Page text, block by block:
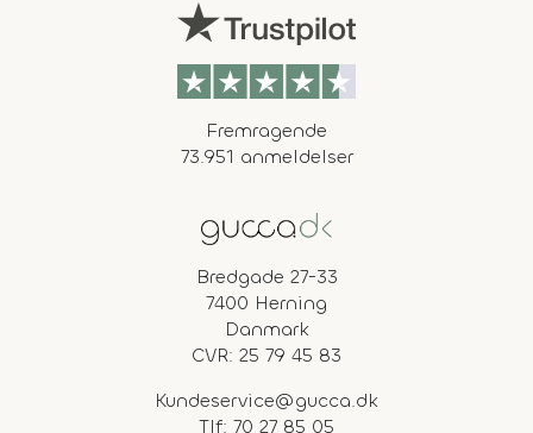
Fremragende
73.951 anmeldelser
Bredgade 27-33
7400 Herning
Danmark
CVR: 25 79 45 83
Kundeservice@gucca.dk
Tlf: 70 27 85 05